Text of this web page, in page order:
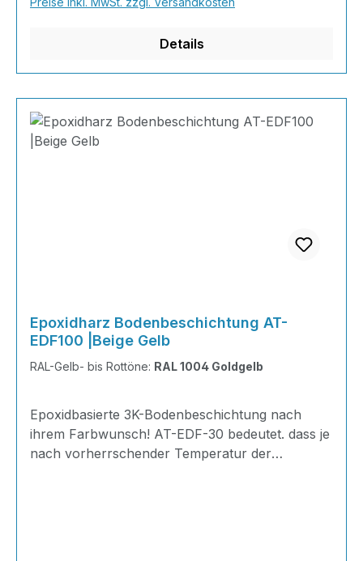
Details
Epoxidharz Bodenbeschichtung AT-
EDF100 |Beige Gelb
RAL-Gelb- bis Rottöne: RAL 1004 Goldgelb
Epoxidbasierte 3K-Bodenbeschichtung nach
ihrem Farbwunsch! AT-EDF-30 bedeutet. dass je
nach vorherrschender Temperatur der